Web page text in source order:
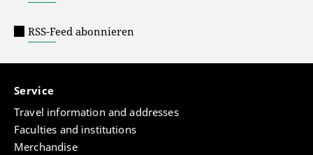
RSS-Feed abonnieren
Service
Travel information and addresses
Faculties and institutions
Merchandise